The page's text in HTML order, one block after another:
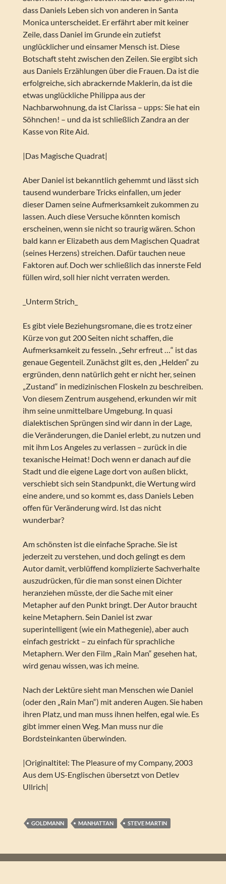
dass Daniels Leben sich von anderen in Santa
Monica unterscheidet. Er erfährt aber mit keiner
Zeile, dass Daniel im Grunde ein zutiefst
unglücklicher und einsamer Mensch ist. Diese
Botschaft steht zwischen den Zeilen. Sie ergibt sich
aus Daniels Erzählungen über die Frauen. Da ist die
erfolgreiche, sich abrackernde Maklerin, da ist die
etwas unglückliche Philippa aus der
Nachbarwohnung, da ist Clarissa – upps: Sie hat ein
Söhnchen! – und da ist schließlich Zandra an der
Kasse von Rite Aid.
|Das Magische Quadrat|
Aber Daniel ist bekanntlich gehemmt und lässt sich
tausend wunderbare Tricks einfallen, um jeder
dieser Damen seine Aufmerksamkeit zukommen zu
lassen. Auch diese Versuche könnten komisch
erscheinen, wenn sie nicht so traurig wären. Schon
bald kann er Elizabeth aus dem Magischen Quadrat
(seines Herzens) streichen. Dafür tauchen neue
Faktoren auf. Doch wer schließlich das innerste Feld
füllen wird, soll hier nicht verraten werden.
_Unterm Strich_
Es gibt viele Beziehungsromane, die es trotz einer
Kürze von gut 200 Seiten nicht schaffen, die
Aufmerksamkeit zu fesseln. „Sehr erfreut …“ ist das
genaue Gegenteil. Zunächst gilt es, den „Helden“ zu
ergründen, denn natürlich geht er nicht her, seinen
„Zustand“ in medizinischen Floskeln zu beschreiben.
Von diesem Zentrum ausgehend, erkunden wir mit
ihm seine unmittelbare Umgebung. In quasi
dialektischen Sprüngen sind wir dann in der Lage,
die Veränderungen, die Daniel erlebt, zu nutzen und
mit ihm Los Angeles zu verlassen – zurück in die
texanische Heimat! Doch wenn er danach auf die
Stadt und die eigene Lage dort von außen blickt,
verschiebt sich sein Standpunkt, die Wertung wird
eine andere, und so kommt es, dass Daniels Leben
offen für Veränderung wird. Ist das nicht
wunderbar?
Am schönsten ist die einfache Sprache. Sie ist
jederzeit zu verstehen, und doch gelingt es dem
Autor damit, verblüffend komplizierte Sachverhalte
auszudrücken, für die man sonst einen Dichter
heranziehen müsste, der die Sache mit einer
Metapher auf den Punkt bringt. Der Autor braucht
keine Metaphern. Sein Daniel ist zwar
superintelligent (wie ein Mathegenie), aber auch
einfach gestrickt – zu einfach für sprachliche
Metaphern. Wer den Film „Rain Man“ gesehen hat,
wird genau wissen, was ich meine.
Nach der Lektüre sieht man Menschen wie Daniel
(oder den „Rain Man“) mit anderen Augen. Sie haben
ihren Platz, und man muss ihnen helfen, egal wie. Es
gibt immer einen Weg. Man muss nur die
Bordsteinkanten überwinden.
|Originaltitel: The Pleasure of my Company, 2003
Aus dem US-Englischen übersetzt von Detlev
Ullrich|
GOLDMANN MANHATTAN STEVE MARTIN